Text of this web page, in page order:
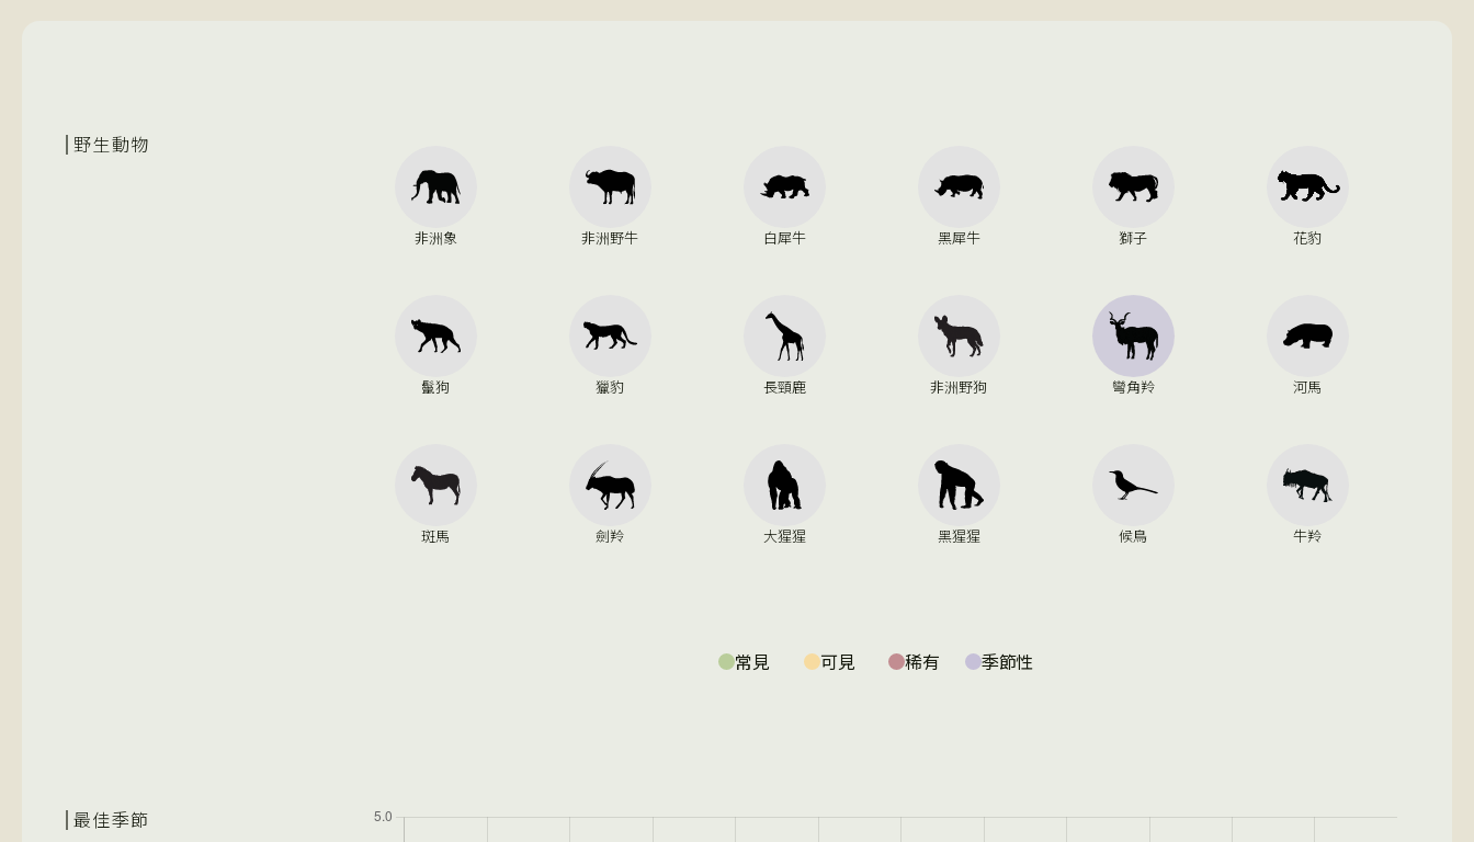
野生動物
非洲象 非洲野牛 白犀牛 黑犀牛 獅子 花豹
鬣狗 獵豹 長頸鹿 非洲野狗 彎角羚 河馬
斑馬 劍羚 大猩猩 黑猩猩 候鳥 牛羚
常見 可見 稀有 季節性
最佳季節